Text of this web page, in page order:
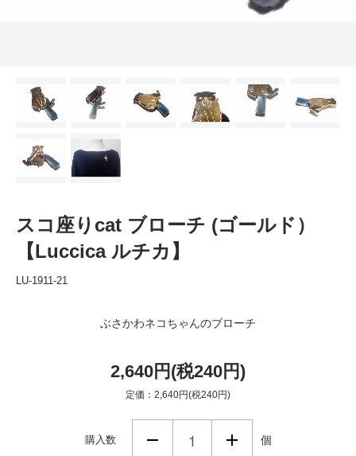
スコ座りcat ブローチ (ゴールド）
【Luccica ルチカ】
LU-1911-21
ぶさかわネコちゃんのブローチ
2,640円(税240円)
定価：2,640円(税240円)
購入数 個